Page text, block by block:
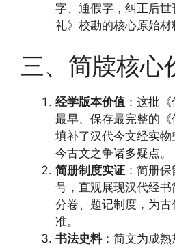
字、通假字，纠正后
礼》校勘的核心原始材
三、简牍核心
经学版本价值 ：这批
最早、保存最完整的《
填补了汉代今文经实
今古文之争诸多疑点。
简册制度实证 ：简册
号，直观展现汉代经书
分卷、题记制度，为
准。
书法史料：简文为成